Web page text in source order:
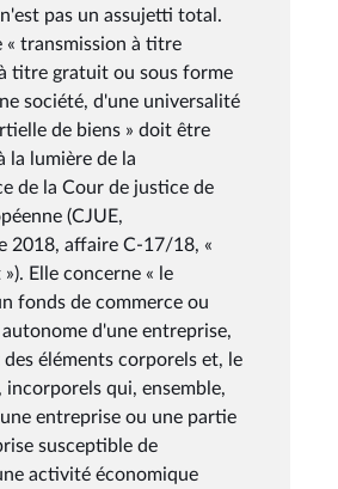
pas un assujetti total.
« transmission à titre
titre gratuit ou sous forme
société, d'une universalité
de biens » doit être
la lumière de la
de la Cour de justice de
(CJUE,
2018, affaire C-17/18, «
Elle concerne « le
fonds de commerce ou
d'une entreprise,
éléments corporels et, le
incorporels qui, ensemble,
entreprise ou une partie
susceptible de
activité économique